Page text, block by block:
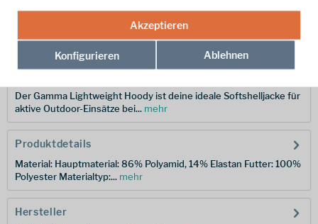
X000010606002-S
Der Gamma Lightweight Hoody ist deine ideale Softshelljacke für
aktive Outdoor-Einsätze bei... mehr
Produktdetails
Material: Hauptmaterial: 86% Polyamid, 14% Elastan Futter: 100%
Polyester Materialtyp:... mehr
Hersteller
Akzeptieren
Konfigurieren Ablehnen